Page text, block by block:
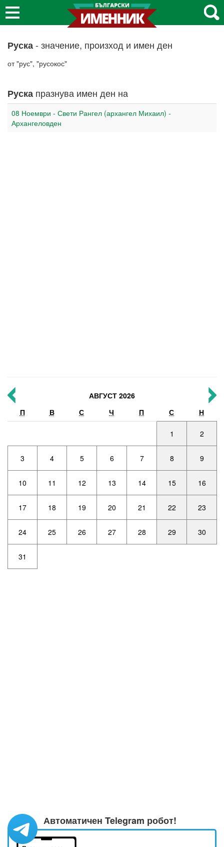
Руска- значение, произход и имен ден
от "рус", "русокос"
Руска празнува имен ден на
08 Ноември - Свети Рангел (архангел Михаил) -
Архангеловден
АВГУСТ 2026
П
В С Ч П С Н
1 2
3 4 5 6 7 8 9
10 11 12 13 14 15 16
17 18 19 20 21 22 23
24 25 26 27 28 29 30
31
Автоматичен Telegram робот!